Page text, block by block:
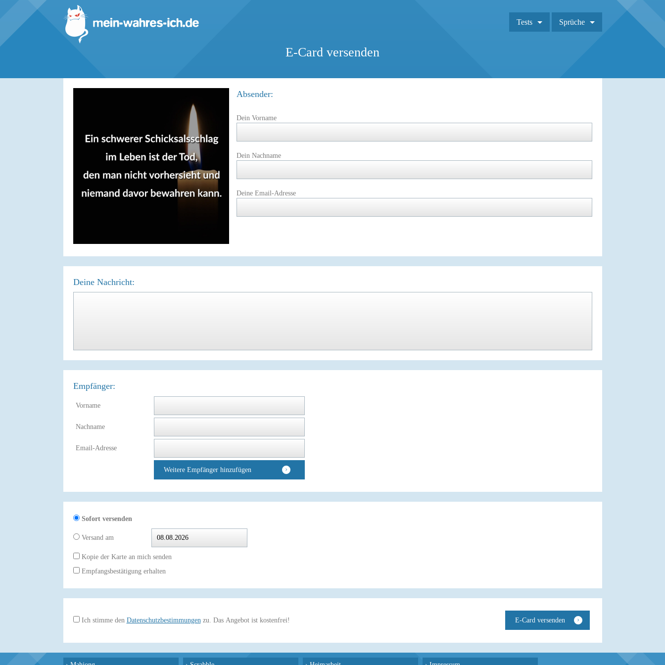
Tests Sprüche
E-Card versenden
Absender:
Dein Vorname
Dein Nachname
Deine Email-Adresse
Deine Nachricht:
Empfänger:
Vorname
Nachname
Email-Adresse
Weitere Empfänger hinzufügen
Sofort versenden
Versand am
Kopie der Karte an mich senden
Empfangsbestätigung erhalten
Ich stimme den Datenschutzbestimmungen zu. Das Angebot ist kostenfrei!